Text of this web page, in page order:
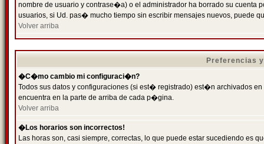
nombre de usuario y contrase�a) o el administrador ha borrado su
usuarios, si Ud. pas� mucho tiempo sin escribir mensajes nuevos, puede
Volver arriba
Preferencias
�C�mo cambio mi configuraci�n?
Todos sus datos y configuraciones (si est� registrado) est�n archivados
encuentra en la parte de arriba de cada p�gina.
Volver arriba
�Los horarios son incorrectos!
Las horas son, casi siempre, correctas, lo que puede estar sucediendo es